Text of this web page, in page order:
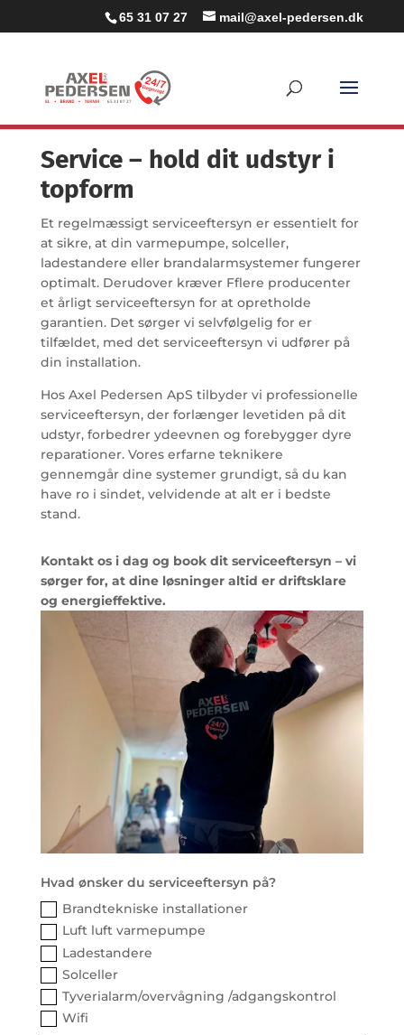
65 31 07 27 mail@axel-pedersen.dk
Service – hold dit udstyr i
topform
Et regelmæssigt serviceeftersyn er essentielt for
at sikre, at din varmepumpe, solceller,
ladestandere eller brandalarmsystemer fungerer
optimalt. Derudover kræver Fflere producenter
et årligt serviceeftersyn for at opretholde
garantien. Det sørger vi selvfølgelig for er
tilfældet, med det serviceeftersyn vi udfører på
din installation.
Hos Axel Pedersen ApS tilbyder vi professionelle
serviceeftersyn, der forlænger levetiden på dit
udstyr, forbedrer ydeevnen og forebygger dyre
reparationer. Vores erfarne teknikere
gennemgår dine systemer grundigt, så du kan
have ro i sindet, velvidende at alt er i bedste
stand.
Kontakt os i dag og book dit serviceeftersyn – vi
sørger for, at dine løsninger altid er driftsklare
og energieffektive.
Hvad ønsker du serviceeftersyn på?
Brandtekniske installationer
Luft luft varmepumpe
Ladestandere
Solceller
Tyverialarm/overvågning /adgangskontrol
Wifi